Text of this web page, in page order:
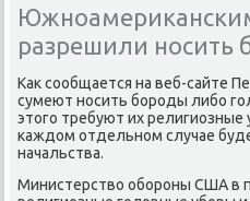
разрешили носить
Как сообщается на веб-сайте
сумеют носить бороды либо
этого требуют их
каждом отдельном случае
начальства.
Министерство обороны США в